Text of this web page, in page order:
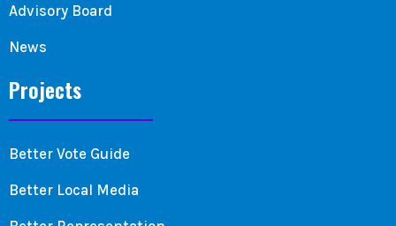
Advisory Board
News
Projects
Better Vote Guide
Better Local Media